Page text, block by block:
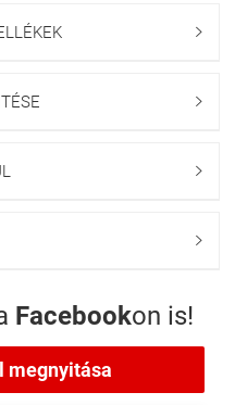




Facebookon is!
megnyitása